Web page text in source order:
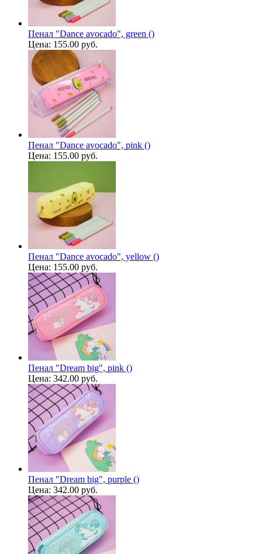
Пенал "Dance avocado", green ()
Цена: 155.00 руб.
Пенал "Dance avocado", pink ()
Цена: 155.00 руб.
Пенал "Dance avocado", yellow ()
Цена: 155.00 руб.
Пенал "Dream big", pink ()
Цена: 342.00 руб.
Пенал "Dream big", purple ()
Цена: 342.00 руб.